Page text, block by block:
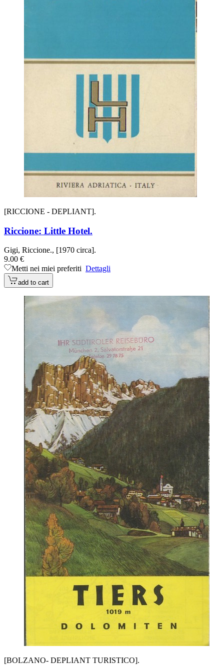
[RICCIONE - DEPLIANT].
Riccione: Little Hotel.
Gigi, Riccione., [1970 circa].
9.00 €
Metti nei miei preferiti Dettagli
add to cart
[BOLZANO- DEPLIANT TURISTICO].